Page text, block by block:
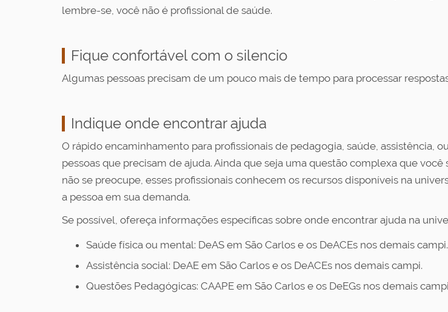
lembre-se, você não é profissional de saúde.
Fique confortável com o silencio
Algumas pessoas precisam de um pouco mais de tempo para processar
Indique onde encontrar ajuda
O rápido encaminhamento para profissionais de pedagogia, saúde, assistência,
pessoas que precisam de ajuda. Ainda que seja uma questão complexa que
não se preocupe, esses profissionais conhecem os recursos disponíveis na
a pessoa em sua demanda.
Se possível, ofereça informações específicas sobre onde encontrar ajuda na
Saúde física ou mental: DeAS em São Carlos e os DeACEs nos demais campi.
Assistência social: DeAE em São Carlos e os DeACEs nos demais campi.
Questões Pedagógicas: CAAPE em São Carlos e os DeEGs nos demais